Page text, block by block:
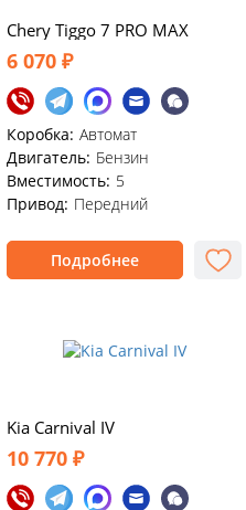
Chery Tiggo 7 PRO MAX
6 070 ₽
Коробка: Автомат
Двигатель: Бензин
Вместимость: 5
Привод: Передний
Подробнее
Kia Carnival IV
10 770 ₽